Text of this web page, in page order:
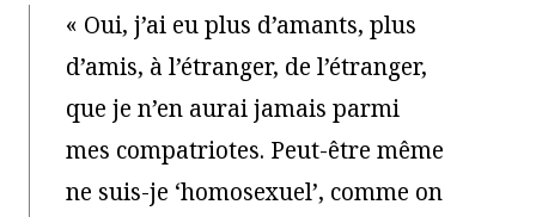
« Oui, j’ai eu plus d’amants, plus
d’amis, à l’étranger, de l’étranger,
que je n’en aurai jamais parmi
mes compatriotes. Peut-être même
ne suis-je ‘homosexuel’, comme on